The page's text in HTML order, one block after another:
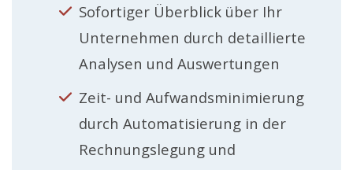
Sofortiger Überblick über Ihr
Unternehmen durch detaillierte
Analysen und Auswertungen
Zeit- und Aufwandsminimierung
durch Automatisierung in der
Rechnungslegung und